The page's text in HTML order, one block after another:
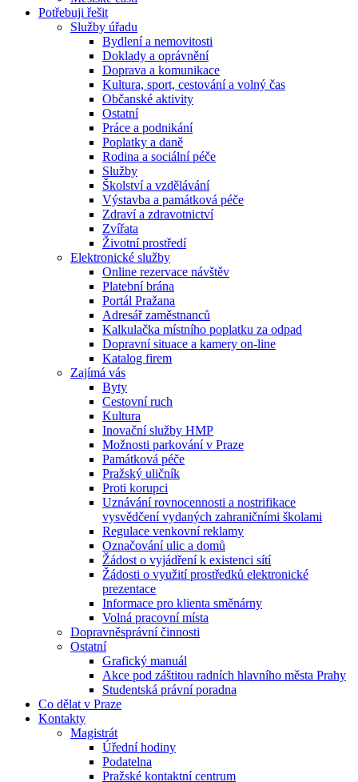
Potřebuji řešit
Služby úřadu
Bydlení a nemovitosti
Doklady a oprávnění
Doprava a komunikace
Kultura, sport, cestování a volný čas
Občanské aktivity
Ostatní
Práce a podnikání
Poplatky a daně
Rodina a sociální péče
Služby
Školství a vzdělávání
Výstavba a památková péče
Zdraví a zdravotnictví
Zvířata
Životní prostředí
Elektronické služby
Online rezervace návštěv
Platební brána
Portál Pražana
Adresář zaměstnanců
Kalkulačka místního poplatku za odpad
Dopravní situace a kamery on-line
Katalog firem
Zajímá vás
Byty
Cestovní ruch
Kultura
Inovační služby HMP
Možnosti parkování v Praze
Památková péče
Pražský uličník
Proti korupci
Uznávání rovnocennosti a nostrifikace
vysvědčení vydaných zahraničními školami
Regulace venkovní reklamy
Označování ulic a domů
Žádost o vyjádření k existenci sítí
Žádosti o využití prostředků elektronické
prezentace
Informace pro klienta směnárny
Volná pracovní místa
Dopravněsprávní činnosti
Ostatní
Grafický manuál
Akce pod záštitou radních hlavního města Prahy
Studentská právní poradna
Co dělat v Praze
Kontakty
Magistrát
Úřední hodiny
Podatelna
Pražské kontaktní centrum